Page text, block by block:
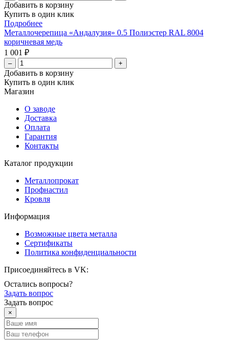
Добавить в корзину
Купить в один клик
Подробнее
Металлочерепица «Андалузия» 0.5 Полиэстер RAL 8004
коричневая медь
1 001 ₽
– +
Добавить в корзину
Купить в один клик
Магазин
О заводе
Доставка
Оплата
Гарантия
Контакты
Каталог продукции
Металлопрокат
Профнастил
Кровля
Информация
Возможные цвета металла
Сертификаты
Политика конфиденциальности
Присоединяйтесь в VK:
Остались вопросы?
Задать вопрос
Задать вопрос
×